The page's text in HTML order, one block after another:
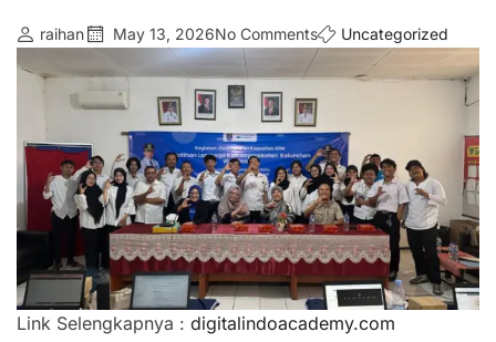
raihan May 13, 2026No Comments Uncategorized
Link Selengkapnya : digitalindoacademy.com